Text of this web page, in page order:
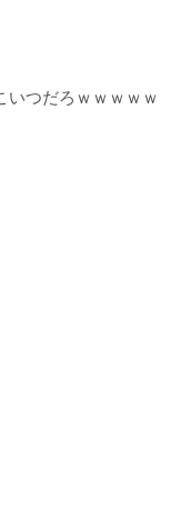
いつだろｗｗｗｗｗ